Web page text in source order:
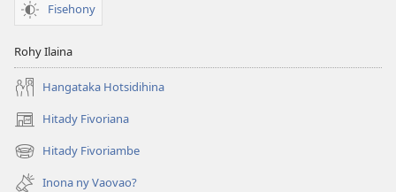
Fisehony
Rohy Ilaina
Hangataka Hotsidihina
Hitady Fivoriana
(manokatra
rohy) Hitady Fivoriambe
(manokatra
rohy) Inona ny Vaovao?